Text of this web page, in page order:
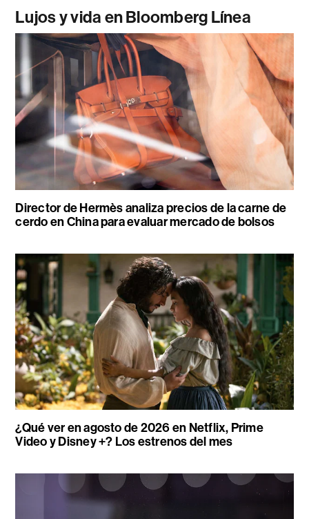
Lujos y vida en Bloomberg Línea
Director de Hermès analiza precios de la carne de
cerdo en China para evaluar mercado de bolsos
¿Qué ver en agosto de 2026 en Netflix, Prime
Video y Disney +? Los estrenos del mes